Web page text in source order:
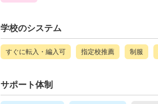
学校のシステム
すぐに転入・編入可 指定校推薦 制服
サポート体制